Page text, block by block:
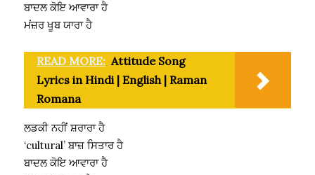
ਬਾਦਲ ਕੋਇ ਆਵਾਰਾ ਹੈ
ਮਂਜ਼ਰ ਖੂਬ ਯਾਰਾ ਹੈ
READ MORE: Attitude Song
Lyrics in Hindi | English | Raman
Romana
ਲਡਕੀ ਨਹੀਂ ਸ਼ਰਾਰਾ ਹੈ
‘cultural’ ਬਾਜ਼ ਸਿਤਾਰ ਹੈ
ਬਾਦਲ ਕੋਇ ਆਵਾਰਾ ਹੈ